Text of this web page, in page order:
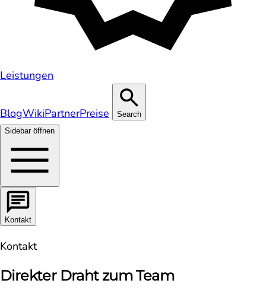
Leistungen
BlogWikiPartnerPreise
Search
Sidebar öffnen
Kontakt
Kontakt
Direkter Draht zum Team